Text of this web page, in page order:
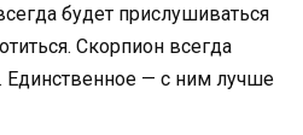
будет прислушиваться
Скорпион всегда
— с ним лучше